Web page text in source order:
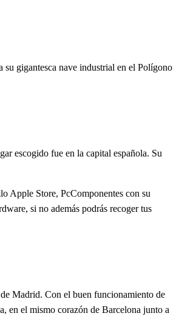
su gigantesca nave industrial en el Polígono
escogido fue en la capital española. Su
Apple Store, PcComponentes con su
si no además podrás recoger tus
Madrid. Con el buen funcionamiento de
en el mismo corazón de Barcelona junto a